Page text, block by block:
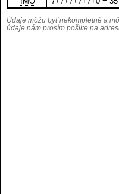
Údaje môžu byť nekompletné a
údaje nám prosím pošlite na